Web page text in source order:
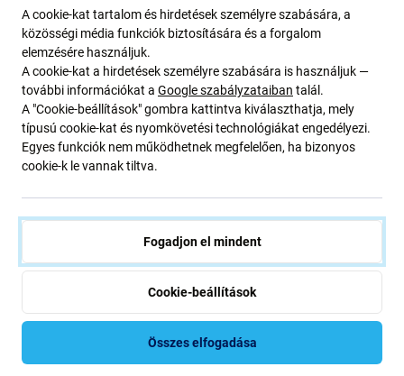
Hátrányok:
Kisebb megjelenítési terület
Kissé magasabb alsó széle
A valódi fekete nem jeleníthető meg
Csökkentett fényerő
Alacsonyabb felbontás
Alacsonyabb megbízhatóság
Szélesebb keret a kijelző körül
Nem támogatja az Allways on display funkciót*
Magasabb akkumulátor-fogyasztás az Aftermarket
PRO-hoz és az eredeti kijelzőhöz képest*
Vastagabb kijelzőpanel az Aftermarket PRO-hoz és
az eredeti kijelzőhöz képest*
A cookie-kat tartalom és hirdetések személyre szabására, a
közösségi média funkciók biztosítására és a forgalom
elemzésére használjuk.
A cookie-kat a hirdetések személyre szabására is használjuk —
további információkat a Google szabályzataiban talál.
A "Cookie-beállítások" gombra kattintva kiválaszthatja, mely
típusú cookie-kat és nyomkövetési technológiákat engedélyezi.
Egyes funkciók nem működhetnek megfelelően, ha bizonyos
cookie-k le vannak tiltva.
Fogadjon el mindent
Cookie-beállítások
Összes elfogadása